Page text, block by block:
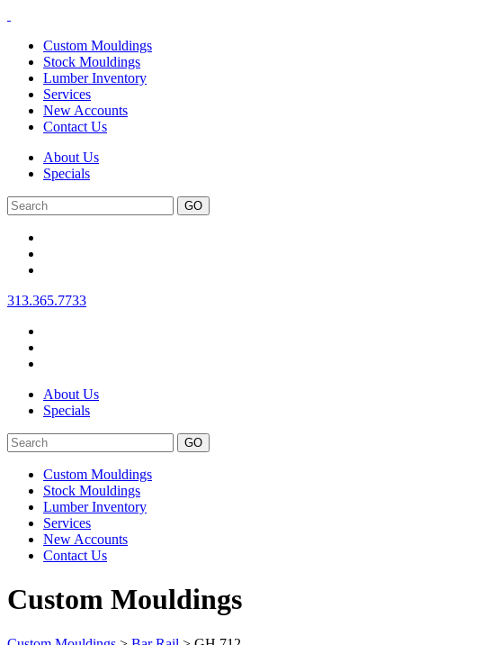
Custom Mouldings
Stock Mouldings
Lumber Inventory
Services
New Accounts
Contact Us
About Us
Specials
Search
313.365.7733
About Us
Specials
Search
Custom Mouldings
Stock Mouldings
Lumber Inventory
Services
New Accounts
Contact Us
Custom Mouldings